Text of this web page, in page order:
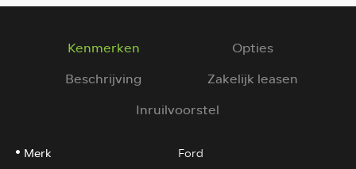
Kenmerken
Opties
Beschrijving
Zakelijk leasen
Inruilvoorstel
Merk
Ford